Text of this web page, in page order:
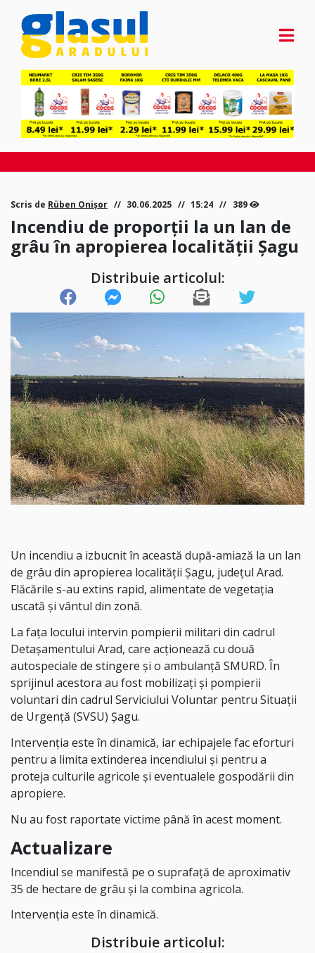
Scris de Rüben Onișor 30.06.2025 15:24 389
Incendiu de proporții la un lan de
grâu în apropierea localității Șagu
Distribuie articolul:
Un incendiu a izbucnit în această după-amiază la un lan
de grâu din apropierea localității Șagu, județul Arad.
Flăcările s-au extins rapid, alimentate de vegetația
uscată și vântul din zonă.
La fața locului intervin pompierii militari din cadrul
Detașamentului Arad, care acționează cu două
autospeciale de stingere și o ambulanță SMURD. În
sprijinul acestora au fost mobilizați și pompierii
voluntari din cadrul Serviciului Voluntar pentru Situații
de Urgență (SVSU) Șagu.
Intervenția este în dinamică, iar echipajele fac eforturi
pentru a limita extinderea incendiului și pentru a
proteja culturile agricole și eventualele gospodării din
apropiere.
Nu au fost raportate victime până în acest moment.
Actualizare
Incendiul se manifestă pe o suprafață de aproximativ
35 de hectare de grâu și la combina agricola.
Intervenția este în dinamică.
Distribuie articolul: